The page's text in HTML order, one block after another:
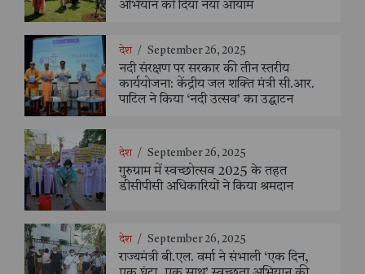
अभियान को दिया नया आयाम
देश / September 26, 2025
नदी संरक्षण पर सरकार की तीन स्तरीय
कार्ययोजना: केंद्रीय जल शक्ति मंत्री सी.आर.
पाटिल ने किया ‘नदी उत्सव’ का उद्घाटन
देश / September 26, 2025
गुरुग्राम में स्वच्छोत्सव 2025 के तहत
डीसीपीसी अधिकारियों ने किया श्रमदान
देश / September 26, 2025
राज्यमंत्री बी.एल. वर्मा ने संभाली ‘एक दिन,